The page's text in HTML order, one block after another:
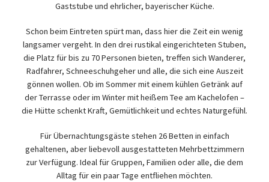
Gaststube und ehrlicher, bayerischer Küche.
Schon beim Eintreten spürt man, dass hier die Zeit ein wenig
langsamer vergeht. In den drei rustikal eingerichteten Stuben,
die Platz für bis zu 70 Personen bieten, treffen sich Wanderer,
Radfahrer, Schneeschuhgeher und alle, die sich eine Auszeit
gönnen wollen. Ob im Sommer mit einem kühlen Getränk auf
der Terrasse oder im Winter mit heißem Tee am Kachelofen –
die Hütte schenkt Kraft, Gemütlichkeit und echtes Naturgefühl.
Für Übernachtungsgäste stehen 26 Betten in einfach
gehaltenen, aber liebevoll ausgestatteten Mehrbettzimmern
zur Verfügung. Ideal für Gruppen, Familien oder alle, die dem
Alltag für ein paar Tage entfliehen möchten.